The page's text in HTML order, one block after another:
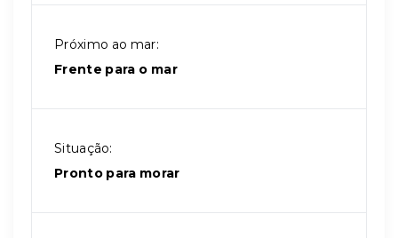
Próximo ao mar:
Frente para o mar
Situação:
Pronto para morar